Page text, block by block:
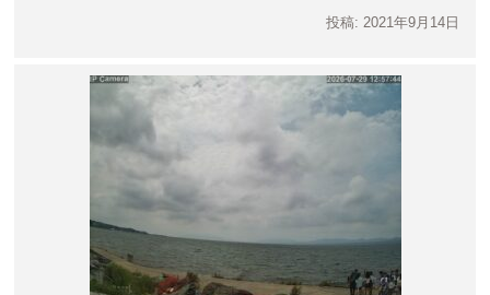
投稿: 2021年9月14日